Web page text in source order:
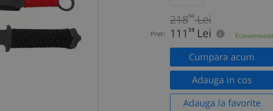
Pret:
21836 Lei
111 59 Lei Economisesti
Cumpara acum
Adauga in cos
Adauga la favorite